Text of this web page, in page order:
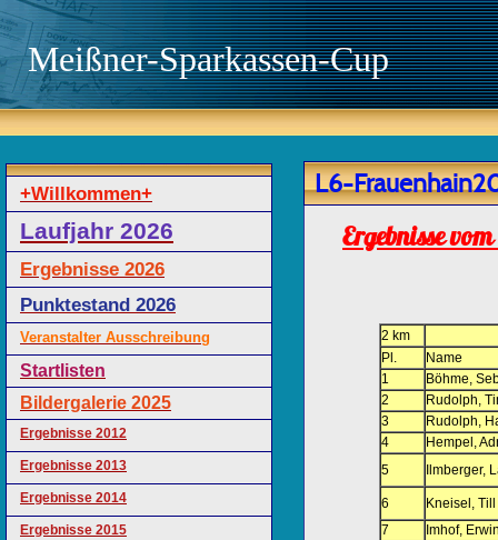
Meißner-Sparkassen-Cup
+Willkommen+
Laufjahr 2026
Ergebnisse 2026
Punktestand 2026
Veranstalter Ausschreibung
Startlisten
Bildergalerie 2025
Ergebnisse 2012
Ergebnisse 2013
Ergebnisse 2014
Ergebnisse 2015
L6-
Ergebnisse
2 km
Pl.
Name
1
Böhme,
2
Rudolph,
3
Rudolph,
4
Hempel,
5
Ilmberger,
6
Kneisel, Till
7
Imhof,